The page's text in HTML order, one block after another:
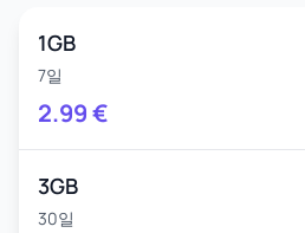
1GB
7일
2.99€
3GB
30일